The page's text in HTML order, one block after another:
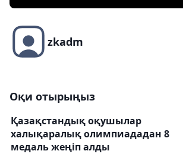
zkadm
Оқи отырыңыз
Қазақстандық оқушылар
халықаралық олимпиададан 8
медаль жеңіп алды